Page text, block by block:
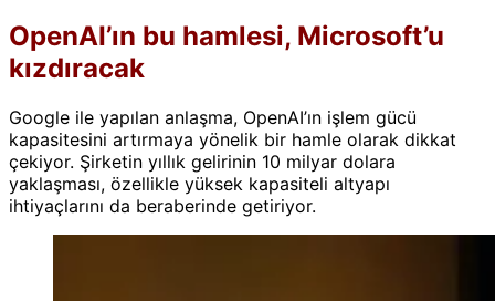
OpenAI’ın bu hamlesi, Microsoft’u
kızdıracak
Google ile yapılan anlaşma, OpenAI’ın işlem gücü
kapasitesini artırmaya yönelik bir hamle olarak dikkat
çekiyor. Şirketin yıllık gelirinin 10 milyar dolara
yaklaşması, özellikle yüksek kapasiteli altyapı
ihtiyaçlarını da beraberinde getiriyor.